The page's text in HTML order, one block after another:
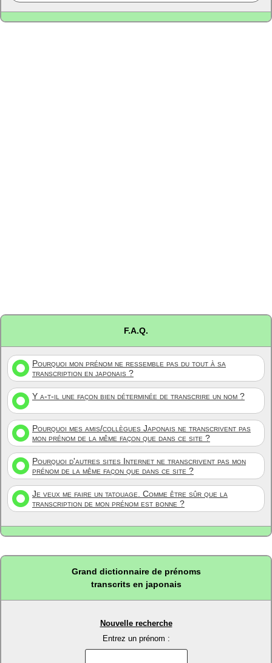
F.A.Q.
Pourquoi mon prénom ne ressemble pas du tout à sa
transcription en japonais ?
Y a-t-il une façon bien déterminée de transcrire un nom ?
Pourquoi mes amis/collègues Japonais ne transcrivent pas
mon prénom de la même façon que dans ce site ?
Pourquoi d'autres sites Internet ne transcrivent pas mon
prénom de la même façon que dans ce site ?
Je veux me faire un tatouage. Comme être sûr que la
transcription de mon prénom est bonne ?
Grand dictionnaire de prénoms
transcrits en japonais
Nouvelle recherche
Entrez un prénom :